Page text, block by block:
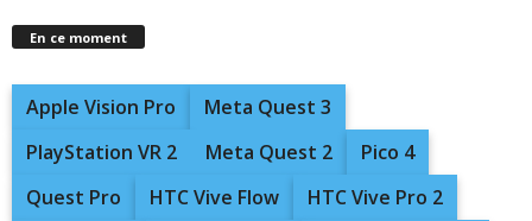
En ce moment
Apple Vision Pro
Meta Quest 3
PlayStation VR 2
Meta Quest 2
Pico 4
Quest Pro
HTC Vive Flow
HTC Vive Pro 2